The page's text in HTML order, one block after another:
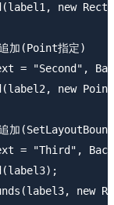
new
加(Point指定)
= "Second",
new
加
= "Third",
new